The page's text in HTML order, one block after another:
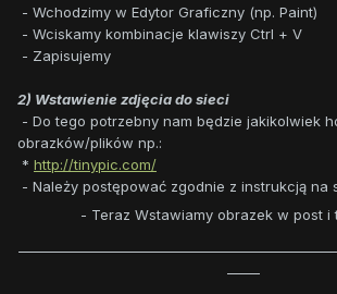
- Wchodzimy w Edytor Graficzny (np. Paint)
- Wciskamy kombinacje klawiszy Ctrl + V
- Zapisujemy
2) Wstawienie zdjęcia do sieci
- Do tego potrzebny nam będzie jakikolwiek
obrazków/plików np.:
* http://tinypic.com/
- Należy postępować zgodnie z instrukcją na
- Teraz Wstawiamy obrazek w post i